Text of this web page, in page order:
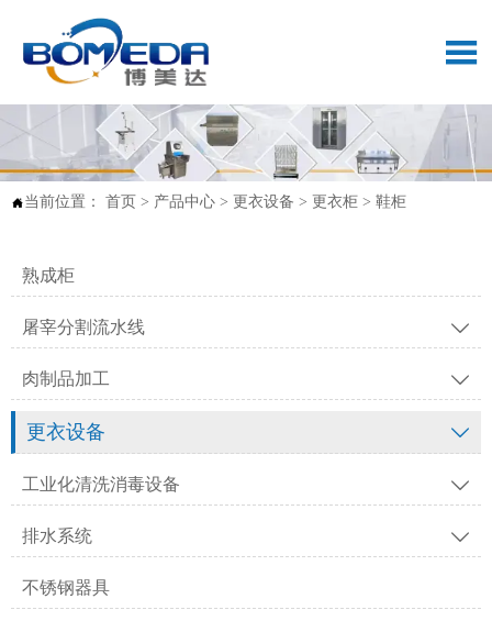

当前位置： 首页 > 产品中心 > 更衣设备 > 更衣柜 > 鞋柜
熟成柜
屠宰分割流水线 
肉制品加工 
更衣设备 
工业化清洗消毒设备 
排水系统 
不锈钢器具